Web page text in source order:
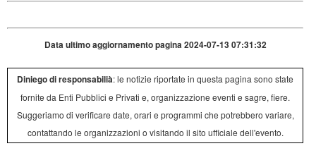
Data ultimo aggiornamento pagina 2024-07-13 07:31:32
Diniego di responsabilià: le notizie riportate in questa pagina sono state
fornite da Enti Pubblici e Privati e, organizzazione eventi e sagre, fiere.
Suggeriamo di verificare date, orari e programmi che potrebbero variare,
contattando le organizzazioni o visitando il sito ufficiale dell'evento.